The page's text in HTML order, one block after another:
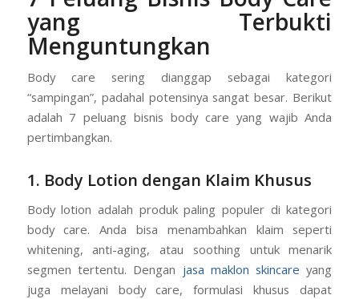
yang Terbukti
Menguntungkan
Body care sering dianggap sebagai kategori
“sampingan”, padahal potensinya sangat besar. Berikut
adalah 7 peluang bisnis body care yang wajib Anda
pertimbangkan.
1. Body Lotion dengan Klaim Khusus
Body lotion adalah produk paling populer di kategori
body care. Anda bisa menambahkan klaim seperti
whitening, anti-aging, atau soothing untuk menarik
segmen tertentu. Dengan jasa maklon skincare yang
juga melayani body care, formulasi khusus dapat